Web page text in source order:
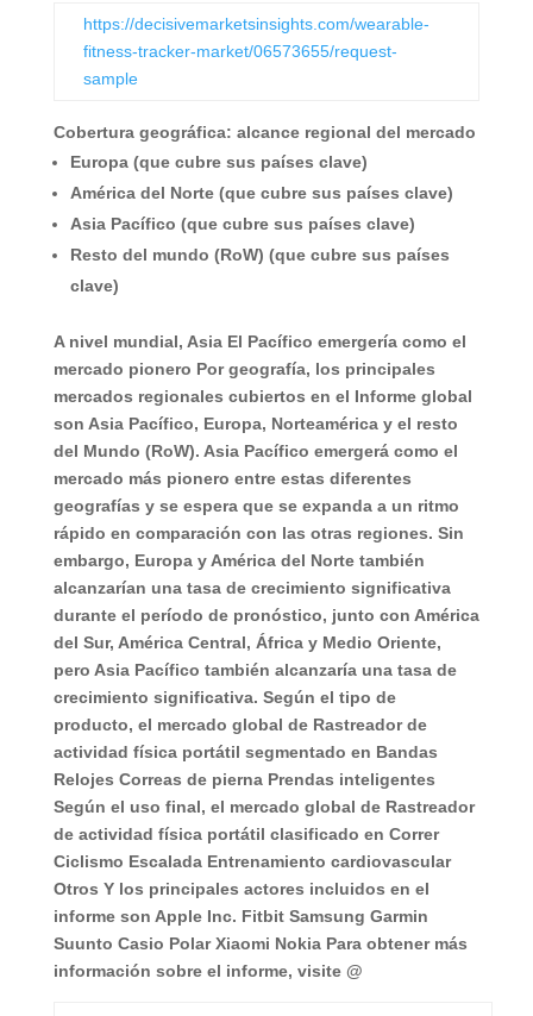
https://decisivemarketsinsights.com/wearable-
fitness-tracker-market/06573655/request-
sample
Cobertura geográfica: alcance regional del mercado
Europa (que cubre sus países clave)
América del Norte (que cubre sus países clave)
Asia Pacífico (que cubre sus países clave)
Resto del mundo (RoW) (que cubre sus países
clave)
A nivel mundial, Asia El Pacífico emergería como el
mercado pionero Por geografía, los principales
mercados regionales cubiertos en el Informe global
son Asia Pacífico, Europa, Norteamérica y el resto
del Mundo (RoW). Asia Pacífico emergerá como el
mercado más pionero entre estas diferentes
geografías y se espera que se expanda a un ritmo
rápido en comparación con las otras regiones. Sin
embargo, Europa y América del Norte también
alcanzarían una tasa de crecimiento significativa
durante el período de pronóstico, junto con América
del Sur, América Central, África y Medio Oriente,
pero Asia Pacífico también alcanzaría una tasa de
crecimiento significativa. Según el tipo de
producto, el mercado global de Rastreador de
actividad física portátil segmentado en Bandas
Relojes Correas de pierna Prendas inteligentes
Según el uso final, el mercado global de Rastreador
de actividad física portátil clasificado en Correr
Ciclismo Escalada Entrenamiento cardiovascular
Otros Y los principales actores incluidos en el
informe son Apple Inc. Fitbit Samsung Garmin
Suunto Casio Polar Xiaomi Nokia Para obtener más
información sobre el informe, visite @